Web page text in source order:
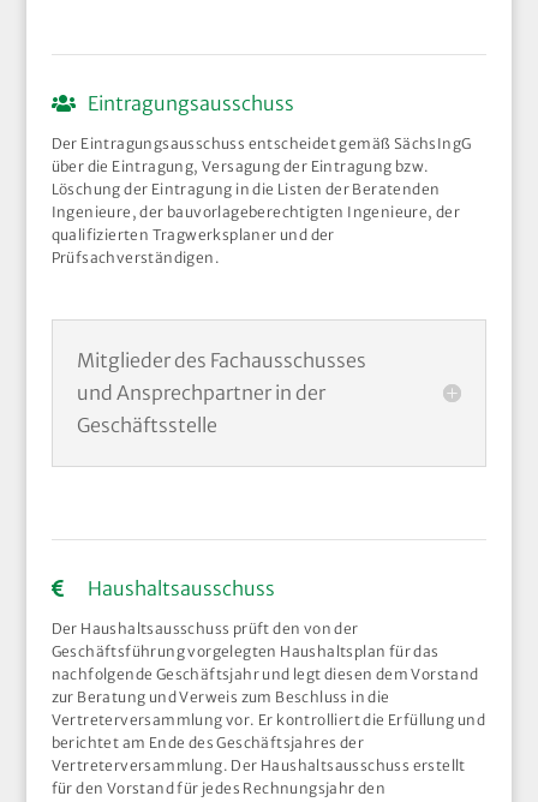
Eintragungsausschuss
Der Eintragungsausschuss entscheidet gemäß SächsIngG
über die Eintragung, Versagung der Eintragung bzw.
Löschung der Eintragung in die Listen der Beratenden
Ingenieure, der bauvorlageberechtigten Ingenieure, der
qualifizierten Tragwerksplaner und der
Prüfsachverständigen.
Mitglieder des Fachausschusses
und Ansprechpartner in der
Geschäftsstelle
Haushaltsausschuss
Der Haushaltsausschuss prüft den von der
Geschäftsführung vorgelegten Haushaltsplan für das
nachfolgende Geschäftsjahr und legt diesen dem Vorstand
zur Beratung und Verweis zum Beschluss in die
Vertreterversammlung vor. Er kontrolliert die Erfüllung und
berichtet am Ende des Geschäftsjahres der
Vertreterversammlung. Der Haushaltsausschuss erstellt
für den Vorstand für jedes Rechnungsjahr den